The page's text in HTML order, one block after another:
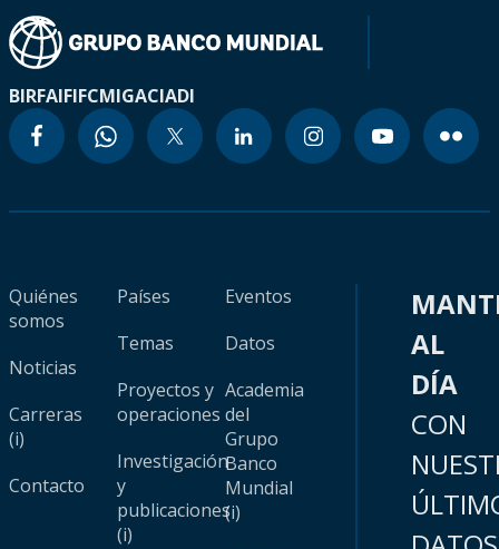
BIRFAIFIFCMIGACIADI
Quiénes
somos
Noticias
Carreras
(i)
Contacto
Países
Temas
Proyectos y
operaciones
Investigación
y
publicaciones
(i)
Eventos
Datos
Academia
del
Grupo
Banco
Mundial
(i)
AL
DÍA
CON